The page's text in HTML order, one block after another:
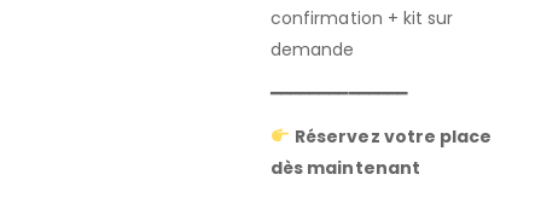
confirmation + kit sur
demande
━━━━━━━━━━━━━━
Réservez votre place
dès maintenant